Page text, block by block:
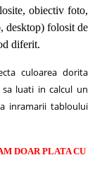
obiectiv foto,
desktop) folosit de
diferit.
culoarea dorita
sa luati in calcul un
inramarii tabloului
DOAR PLATA CU